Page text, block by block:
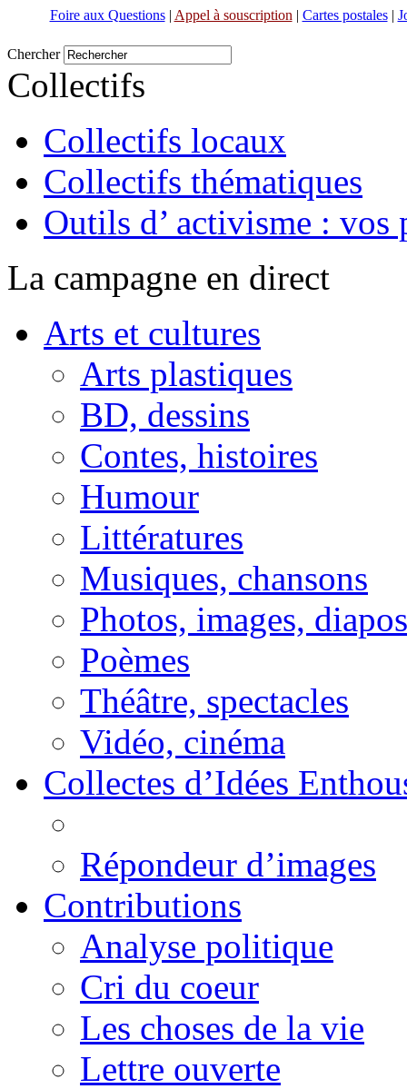
Foire aux Questions| Appel à souscription | Cartes postales|
Chercher
Collectifs
Collectifs locaux
Collectifs thématiques
Outils d’ activisme : vos
La campagne en direct
Arts et cultures
Arts plastiques
BD, dessins
Contes, histoires
Humour
Littératures
Musiques, chansons
Photos, images, diapos
Poèmes
Théâtre, spectacles
Vidéo, cinéma
Collectes d’Idées
Répondeur d’images
Contributions
Analyse politique
Cri du coeur
Les choses de la vie
Lettre ouverte